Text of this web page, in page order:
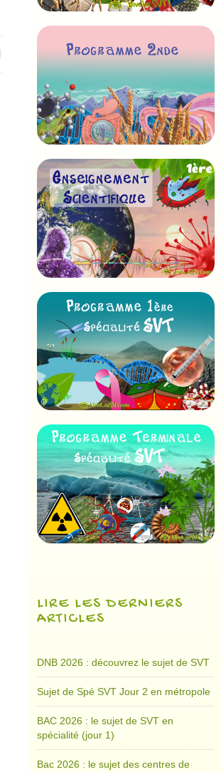
LIRE LES DERNIERS
ARTICLES
DNB 2026 : découvrez le sujet de SVT
Sujet de Spé SVT Jour 2 en métropole
BAC 2026 : le sujet de SVT en
spécialité (jour 1)
Bac 2026 : le sujet des centres de